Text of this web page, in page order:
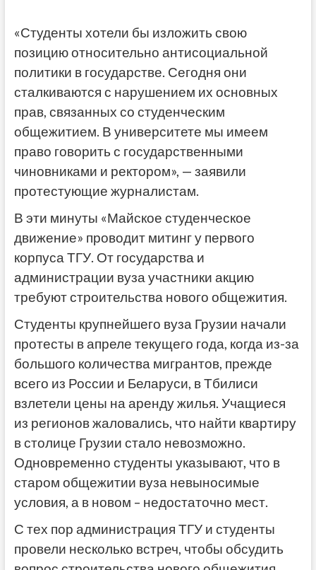
«Студенты хотели бы изложить свою
позицию относительно антисоциальной
политики в государстве. Сегодня они
сталкиваются с нарушением их основных
прав, связанных со студенческим
общежитием. В университете мы имеем
право говорить с государственными
чиновниками и ректором», — заявили
протестующие журналистам.
В эти минуты «Майское студенческое
движение» проводит митинг у первого
корпуса ТГУ. От государства и
администрации вуза участники акцию
требуют строительства нового общежития.
Студенты крупнейшего вуза Грузии начали
протесты в апреле текущего года, когда из-за
большого количества мигрантов, прежде
всего из России и Беларуси, в Тбилиси
взлетели цены на аренду жилья. Учащиеся
из регионов жаловались, что найти квартиру
в столице Грузии стало невозможно.
Одновременно студенты указывают, что в
старом общежитии вуза невыносимые
условия, а в новом – недостаточно мест.
С тех пор администрация ТГУ и студенты
провели несколько встреч, чтобы обсудить